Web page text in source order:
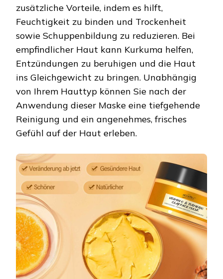
zusätzliche Vorteile, indem es hilft,
Feuchtigkeit zu binden und Trockenheit
sowie Schuppenbildung zu reduzieren. Bei
empfindlicher Haut kann Kurkuma helfen,
Entzündungen zu beruhigen und die Haut
ins Gleichgewicht zu bringen. Unabhängig
von Ihrem Hauttyp können Sie nach der
Anwendung dieser Maske eine tiefgehende
Reinigung und ein angenehmes, frisches
Gefühl auf der Haut erleben.